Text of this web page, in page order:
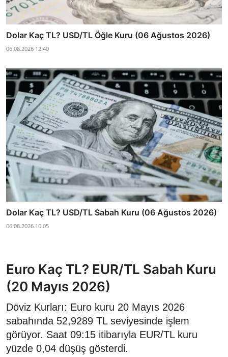
Dolar Kaç TL? USD/TL Öğle Kuru (06 Ağustos 2026)
06.08.2026 12:40
Dolar Kaç TL? USD/TL Sabah Kuru (06 Ağustos 2026)
06.08.2026 10:05
Euro Kaç TL? EUR/TL Sabah Kuru
(20 Mayıs 2026)
Döviz Kurları: Euro kuru 20 Mayıs 2026
sabahında 52,9289 TL seviyesinde işlem
görüyor. Saat 09:15 itibarıyla EUR/TL kuru
yüzde 0,04 düşüş gösterdi.